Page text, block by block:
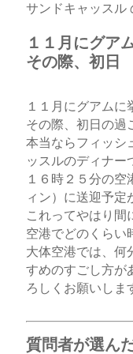
サンドキャッスル
１１月にグア
その際、初日
１１月にグアムに
その際、初日の過
本当ならフィッシ
ッスルのディナー
１６時２５分の
ィン）に送迎予定
これってやはり間
空港でどのくらい
大体空港では、何
すめのすごし方が
ろしくお願いしま
質問者が選ん